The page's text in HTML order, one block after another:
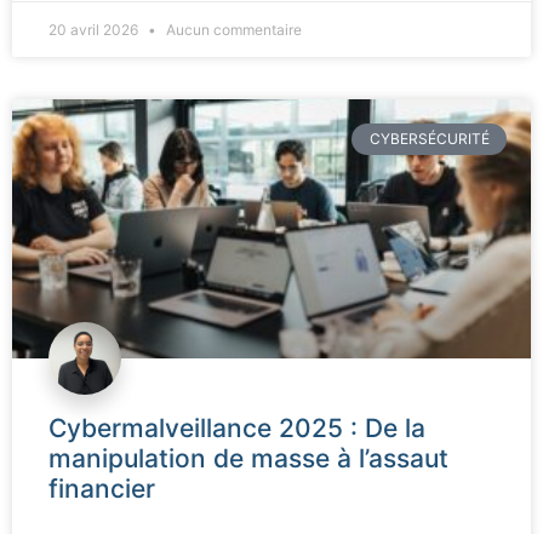
20 avril 2026 Aucun commentaire
CYBERSÉCURITÉ
Cybermalveillance 2025 : De la
manipulation de masse à l’assaut
financier